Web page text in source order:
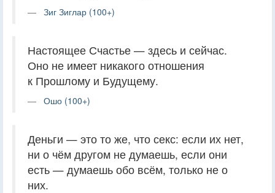
Зиг Зиглар (100+)
Настоящее Счастье — здесь и сейчас.
Оно не имеет никакого отношения
к Прошлому и Будущему.
Ошо (100+)
Деньги — это то же, что секс: если их нет,
ни о чём другом не думаешь, если они
есть — думаешь обо всём, только не о
них.